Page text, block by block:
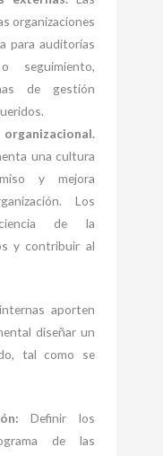
organizaciones
para auditorías
seguimiento,
de gestión
una cultura
y mejora
Los
de la
y contribuir al
aporten
diseñar un
tal como se
Definir los
de las